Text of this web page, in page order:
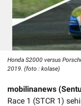
Honda S2000 versus
2019. (foto : kolase)
mobilinanews
Race 1 (STCR 1)